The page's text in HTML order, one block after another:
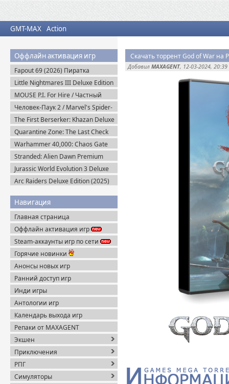
GMT-MAX Action
Оффлайн активация игр
Fapout 69 (2026) Пиратка
Little Nightmares III Deluxe Edition
+ Все DLC (2025) Пиратка
MOUSE P.I. For Hire / Частный
детектив МАУС v.1.2.2 (2026)
Пиратка
Человек-Паук 2 / Marvel's Spider-
Man 2 на ПК / PC v.2.727.0.0 (2025)
Пиратка
The First Berserker: Khazan Deluxe
Edition (2025) Пиратка
Quarantine Zone: The Last Check
v.1.1.13.2018 + Все DLC (2026)
Пиратка
Warhammer 40,000: Chaos Gate
Daemonhunters (2022) Steam-Rip
Stranded: Alien Dawn Premium
Edition + Все DLC (2023) Пиратка
Jurassic World Evolution 3 Deluxe
Edition (2025) Steam-Rip
Arc Raiders Deluxe Edition (2025)
Навигация
Главная страница
Оффлайн активация игр
Steam-аккаунты игр по сети
Горячие новинки
Анонсы новых игр
Ранний доступ игр
Инди игры
Антологии игр
Календарь выхода игр
Репаки от MAXAGENT
Экшен
Приключения
РПГ
Симуляторы
Скачать торрент God of War на
Добавил MAXAGENT, 12-03-2024, 20:39